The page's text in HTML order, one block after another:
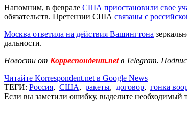
Напомним, в феврале США приостановили свое
обязательств. Претензии США связаны с
Москва ответила на действия Вашингтона
дальности.
Новости от Корреспондент.netв Telegram.
Читайте Korrespondent.net в Google News
ТЕГИ: Россия, США, ракеты, договор, гонка
Если вы заметили ошибку, выделите необходимый